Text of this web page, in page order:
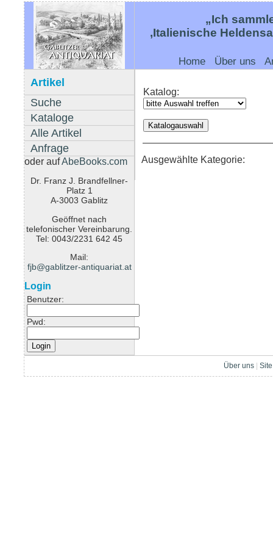
„Ich
‚Italienische
Home Über uns
Artikel
Suche
Kataloge
Alle Artikel
Anfrage
oder aufAbeBooks.com
Dr. Franz J. Brandfellner-
Platz 1
A-3003 Gablitz
Geöffnet nach
telefonischer Vereinbarung.
Tel: 0043/2231 642 45
Mail:
fjb@gablitzer-antiquariat.at
Login
Benutzer:
Pwd:
Katalog:
Ausgewählte Kategorie:
Über uns|